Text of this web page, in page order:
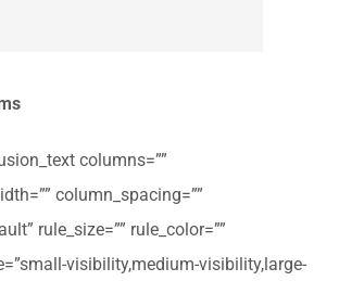
columns=””
column_spacing=””
rule_size=”” rule_color=””
visibility,medium-visibility,large-